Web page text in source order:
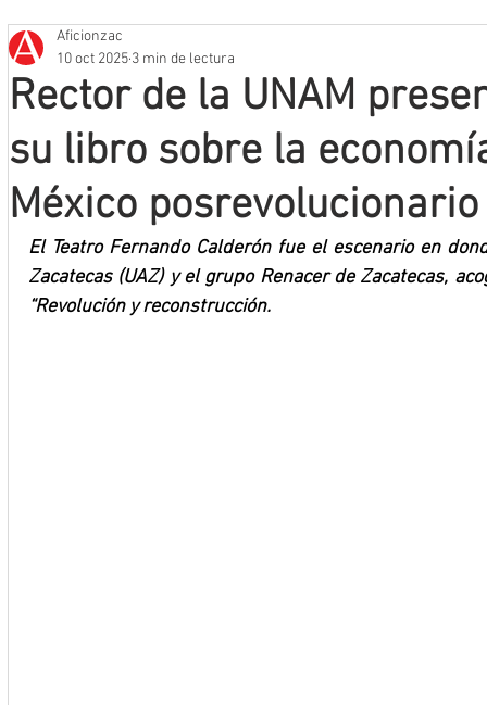
Que no se olvide
Mineros LNBP
Rector de la UNAM
su libro sobre la
México posrevolucionario
Aficionzac
10 oct 2025 3 min de lectura
El Teatro Fernando Calderón fue el escenario en
Zacatecas (UAZ) y el grupo Renacer de Zacatecas,
“Revolución y reconstrucción.